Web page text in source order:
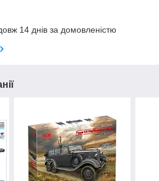
14 днів за домовленістю